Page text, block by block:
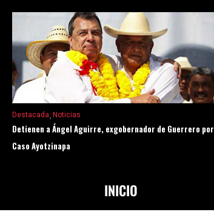
Destacada Noticias
Detienen a Ángel Aguirre, exgobernador de Guerrero por
Caso Ayotzinapa
INICIO